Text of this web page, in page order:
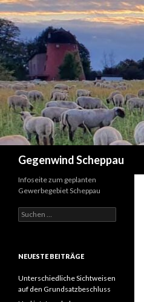
Gegenwind Scheppau
Infoseite zum geplanten
Gewerbegebiet Scheppau
Suche
nach:
NEUESTE BEITRÄGE
Unterschiedliche Sichtweisen
auf den Grundsatzbeschluss